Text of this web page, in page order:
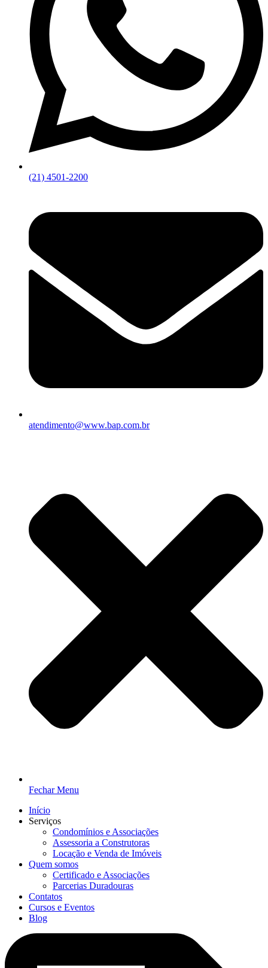
(21) 4501-2200
atendimento@www.bap.com.br
Fechar Menu
Início
Serviços
Condomínios e Associações
Assessoria a Construtoras
Locação e Venda de Imóveis
Quem somos
Certificado e Associações
Parcerias Duradouras
Contatos
Cursos e Eventos
Blog